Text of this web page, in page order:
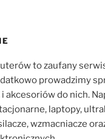
to zaufany
prowadzimy
akcesoriów do nich.
laptopy,
wzmacniacze